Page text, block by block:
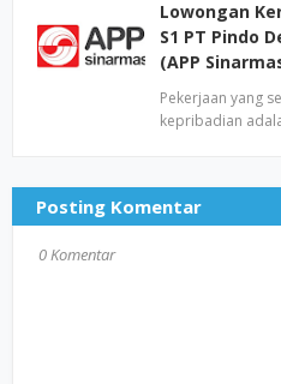
Lowongan
S1 PT Pindo
(APP
Pekerjaan yang
kepribadian
Posting Komentar
0 Komentar